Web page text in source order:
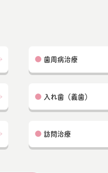
● 歯周病治療
● 入れ歯（義歯）
● 訪問治療